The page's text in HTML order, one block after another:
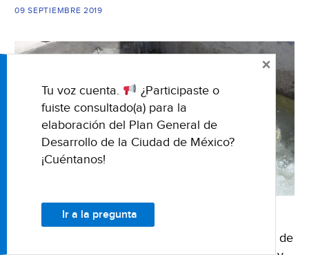
09 SEPTIEMBRE 2019
09 de septiembre del 2019 Fuente: El Siglo de
Torreón Nota de Roberto Iturriaga La temporada de
Tu voz cuenta.
¿Participaste o
fuiste consultado(a) para la
elaboración del Plan General de
Desarrollo de la Ciudad de México?
¡Cuéntanos!
Ir a la pregunta
×